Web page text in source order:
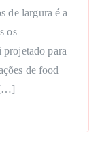
de largura é a
os
projetado para
de food
[…]